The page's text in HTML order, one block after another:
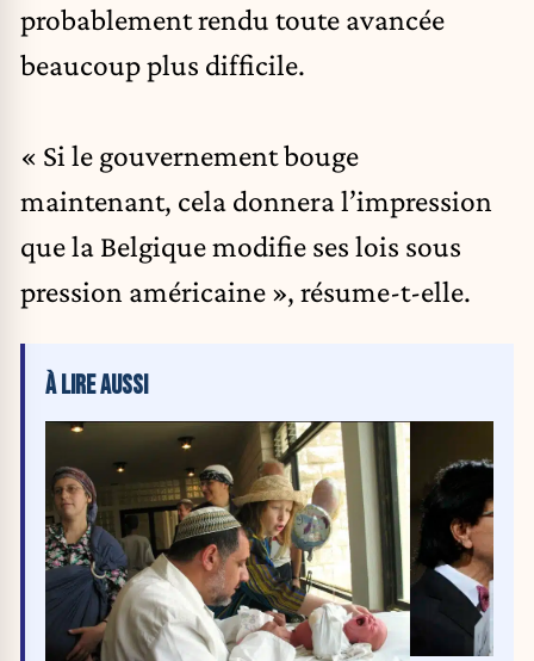
probablement rendu toute avancée
beaucoup plus difficile.
« Si le gouvernement bouge
maintenant, cela donnera l’impression
que la Belgique modifie ses lois sous
pression américaine », résume-t-elle.
À LIRE AUSSI